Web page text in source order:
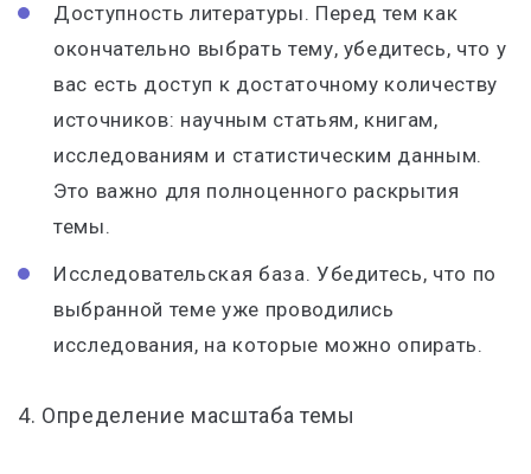
Доступность литературы. Перед тем как
окончательно выбрать тему, убедитесь, что у
вас есть доступ к достаточному количеству
источников: научным статьям, книгам,
исследованиям и статистическим данным.
Это важно для полноценного раскрытия
темы.
Исследовательская база. Убедитесь, что по
выбранной теме уже проводились
исследования, на которые можно опирать.
4. Определение масштаба темы